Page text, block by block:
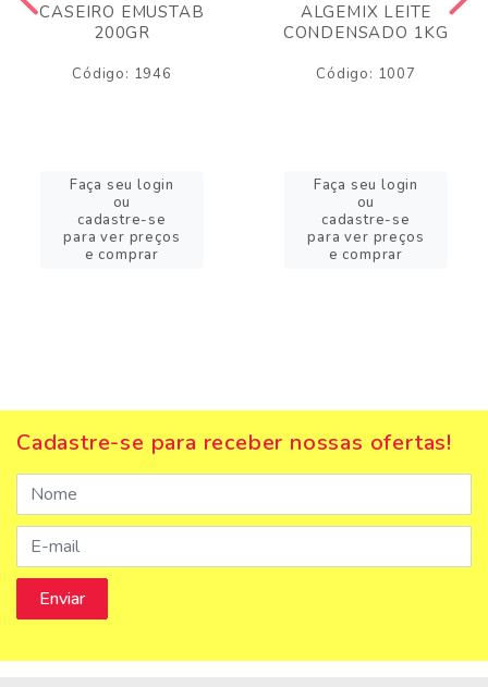
CASEIRO EMUSTAB
200GR
Código: 1946
Faça seu login
ou
cadastre-se
para ver preços
e comprar
ALGEMIX LEITE
CONDENSADO 1KG
Código: 1007
Faça seu login
ou
cadastre-se
para ver preços
e comprar
Cadastre-se para receber nossas ofertas!